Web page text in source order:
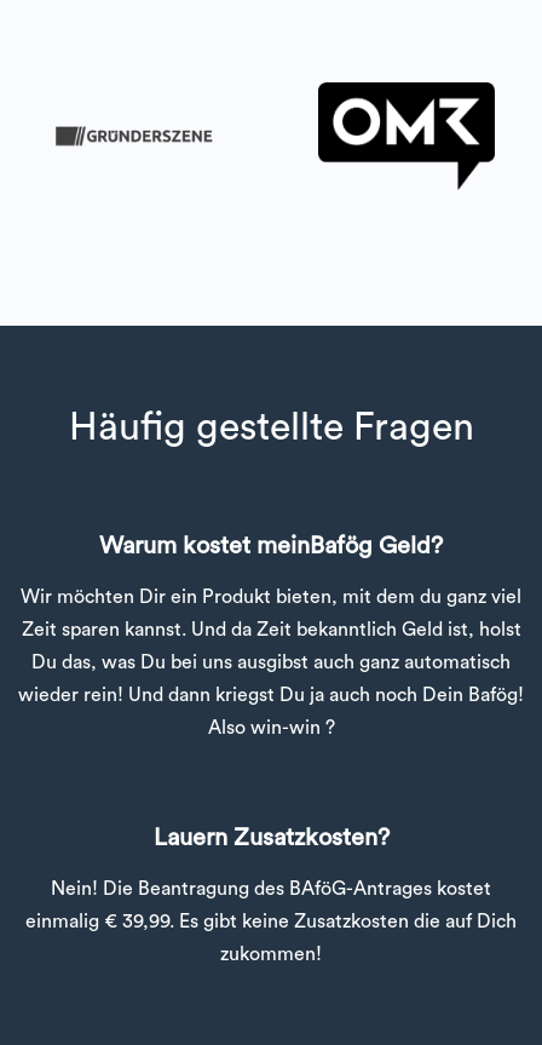
Häufig gestellte Fragen
Warum kostet meinBafög Geld?
Wir möchten Dir ein Produkt bieten, mit dem du ganz viel
Zeit sparen kannst. Und da Zeit bekanntlich Geld ist, holst
Du das, was Du bei uns ausgibst auch ganz automatisch
wieder rein! Und dann kriegst Du ja auch noch Dein Bafög!
Also win-win ?
Lauern Zusatzkosten?
Nein! Die Beantragung des BAföG-Antrages kostet
einmalig € 39,99. Es gibt keine Zusatzkosten die auf Dich
zukommen!